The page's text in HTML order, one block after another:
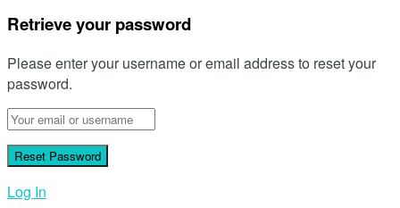
Retrieve your password
Please enter your username or email address to reset your
password.
Log In